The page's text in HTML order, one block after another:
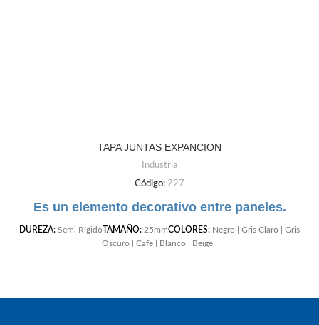
TAPA JUNTAS EXPANCION
Industria
Código: 227
Es un elemento decorativo entre paneles.
DUREZA: Semi RígidoTAMAÑO: 25mmCOLORES: Negro | Gris Claro | Gris
Oscuro | Cafe | Blanco | Beige |